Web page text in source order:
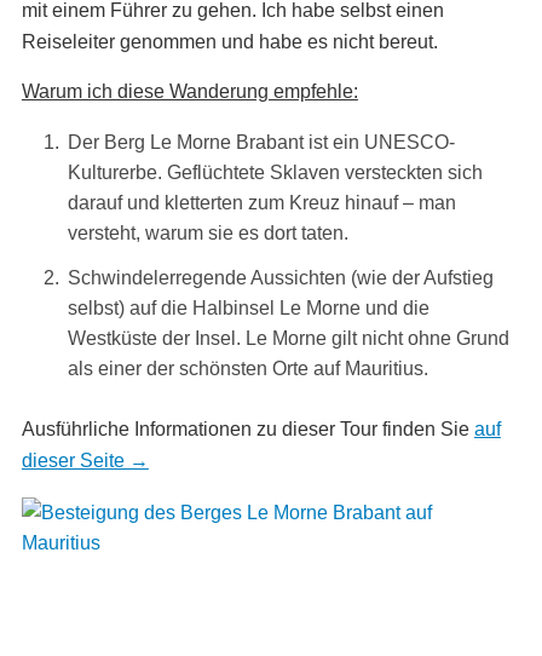
mit einem Führer zu gehen. Ich habe selbst einen
Reiseleiter genommen und habe es nicht bereut.
Warum ich diese Wanderung empfehle:
Der Berg Le Morne Brabant ist ein UNESCO-
Kulturerbe. Geflüchtete Sklaven versteckten sich
darauf und kletterten zum Kreuz hinauf – man
versteht, warum sie es dort taten.
Schwindelerregende Aussichten (wie der Aufstieg
selbst) auf die Halbinsel Le Morne und die
Westküste der Insel. Le Morne gilt nicht ohne Grund
als einer der schönsten Orte auf Mauritius.
Ausführliche Informationen zu dieser Tour finden Sie auf
dieser Seite →